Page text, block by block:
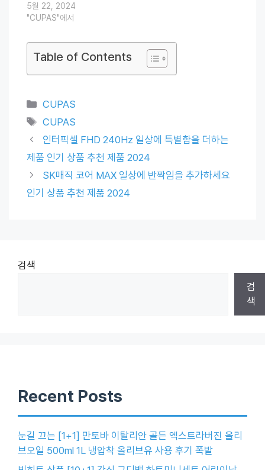
5월 22, 2024
"CUPAS"에서
Table of Contents
Categories
CUPAS
Tags
CUPAS
인터픽셀 FHD 240Hz 일상에 특별함을 더하는
제품 인기 상품 추천 제품 2024
SK매직 코어 MAX 일상에 반짝임을 추가하세요
인기 상품 추천 제품 2024
검색
검
색
Recent Posts
눈길 끄는 [1+1] 만토바 이탈리안 골든 엑스트라버진 올리
브오일 500ml 1L 냉압착 올리브유 사용 후기 폭발